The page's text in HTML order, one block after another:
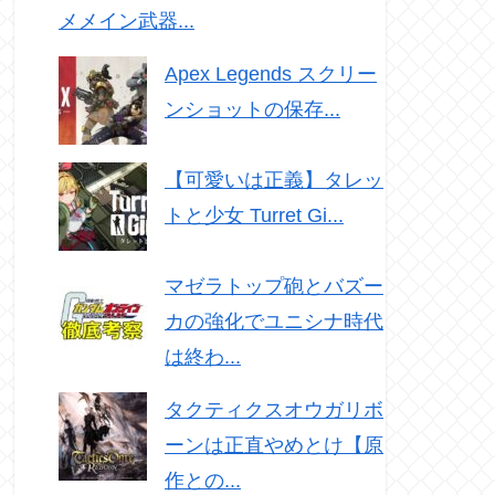
メメイン武器...
Apex Legends スクリー
ンショットの保存...
【可愛いは正義】タレッ
トと少女 Turret Gi...
マゼラトップ砲とバズー
カの強化でユニシナ時代
は終わ...
タクティクスオウガリボ
ーンは正直やめとけ【原
作との...